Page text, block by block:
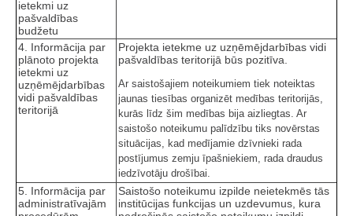
ietekmi uz
pašvaldības
budžetu
4. Informācija par
plānoto projekta
ietekmi uz
uzņēmējdarbības
vidi pašvaldības
teritorijā
Projekta ietekme uz uzņēmējdarbības vidi
pašvaldības teritorijā būs pozitīva.
Ar saistošajiem noteikumiem tiek noteiktas
jaunas tiesības organizēt medības teritorijās,
kurās līdz šim medības bija aizliegtas. Ar
saistošo noteikumu palīdzību tiks novērstas
situācijas, kad medījamie dzīvnieki rada
postījumus zemju īpašniekiem, rada draudus
iedzīvotāju drošībai.
5. Informācija par
administratīvajām
Saistošo noteikumu izpilde neietekmēs tās
institūcijas funkcijas un uzdevumus, kura